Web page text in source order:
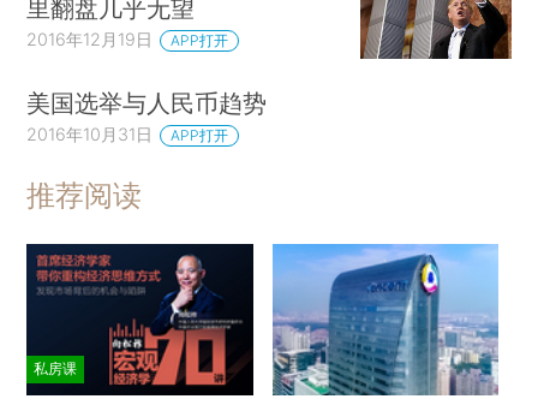
里翻盘几乎无望
2016年12月19日 APP打开
美国选举与人民币趋势
2016年10月31日 APP打开
推荐阅读
私房课